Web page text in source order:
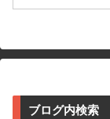
ブログ内検索